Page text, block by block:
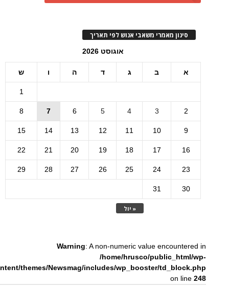
סינון מאמרי משאבי אנוש לפי תאריך
אוגוסט 2026
א ב ג ד ה ו ש
« יול
1
2
3
4
5
6
7
8
9
10
11
12
13
14
15
16
17
18
19
20
21
22
23
24
25
26
27
28
29
30
31
Warning: A non-numeric value encountered in
/home/hrusco/public_html/wp-
themes/Newsmag/includes/wp_booster/td_block.php
on line248